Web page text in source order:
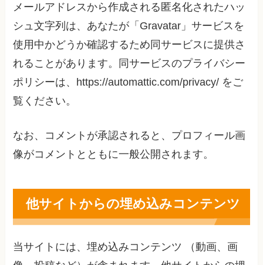
メールアドレスから作成される匿名化されたハッ
シュ文字列は、あなたが「Gravatar」サービスを
使用中かどうか確認するため同サービスに提供さ
れることがあります。同サービスのプライバシー
ポリシーは、https://automattic.com/privacy/ をご
覧ください。
なお、コメントが承認されると、プロフィール画
像がコメントとともに一般公開されます。
他サイトからの埋め込みコンテンツ
当サイトには、埋め込みコンテンツ （動画、画